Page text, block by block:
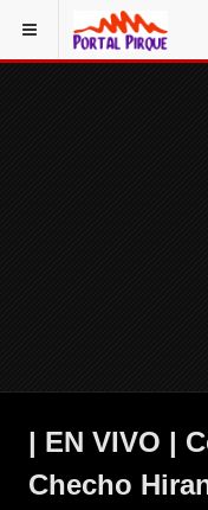
| EN VIVO |
Checho